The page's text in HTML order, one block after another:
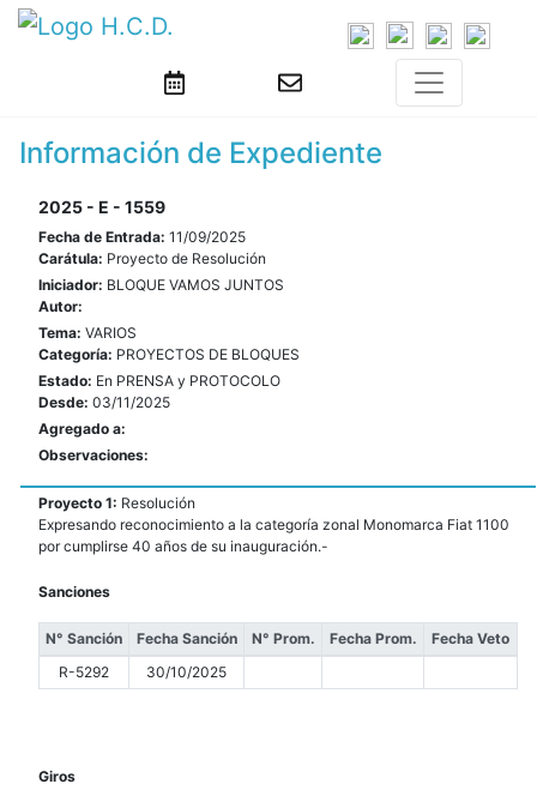
Información de Expediente
2025 - E - 1559
Fecha de Entrada: 11/09/2025
Carátula: Proyecto de Resolución
Iniciador: BLOQUE VAMOS JUNTOS
Autor:
Tema: VARIOS
Categoría: PROYECTOS DE BLOQUES
Estado: En PRENSA y PROTOCOLO
Desde: 03/11/2025
Agregado a:
Observaciones:
Proyecto 1: Resolución
Expresando reconocimiento a la categoría zonal Monomarca Fiat 1100
por cumplirse 40 años de su inauguración.-
Sanciones
N° Sanción Fecha Sanción N° Prom. Fecha Prom.
Fecha Veto
R-5292
30/10/2025
Giros